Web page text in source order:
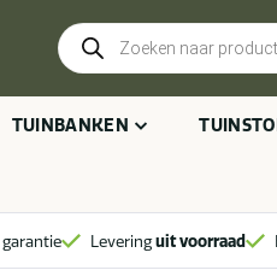
Producten
zoeken
TUINBANKEN
garantie Leveringuit voorraad